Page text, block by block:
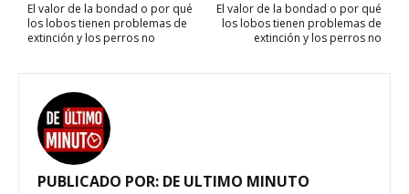
El valor de la bondad o por qué
los lobos tienen problemas de
extinción y los perros no
El valor de la bondad o por qué
los lobos tienen problemas de
extinción y los perros no
PUBLICADO POR: DE ULTIMO MINUTO